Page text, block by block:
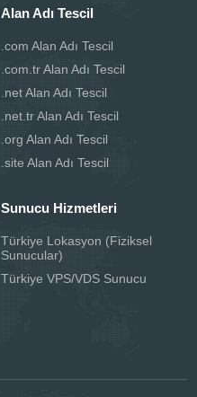
Alan Adı Tescil
.com Alan Adı Tescil
.com.tr Alan Adı Tescil
.net Alan Adı Tescil
.net.tr Alan Adı Tescil
.org Alan Adı Tescil
.site Alan Adı Tescil
Sunucu Hizmetleri
Türkiye Lokasyon (Fiziksel
Sunucular)
Türkiye VPS/VDS Sunucu